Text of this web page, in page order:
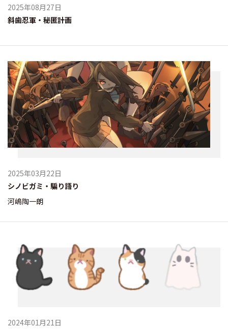
2025年08月27日
斜歯忍軍・秘匿計画
2025年03月22日
シノビガミ・騙り語り
河嶋陶一朗
2024年01月21日